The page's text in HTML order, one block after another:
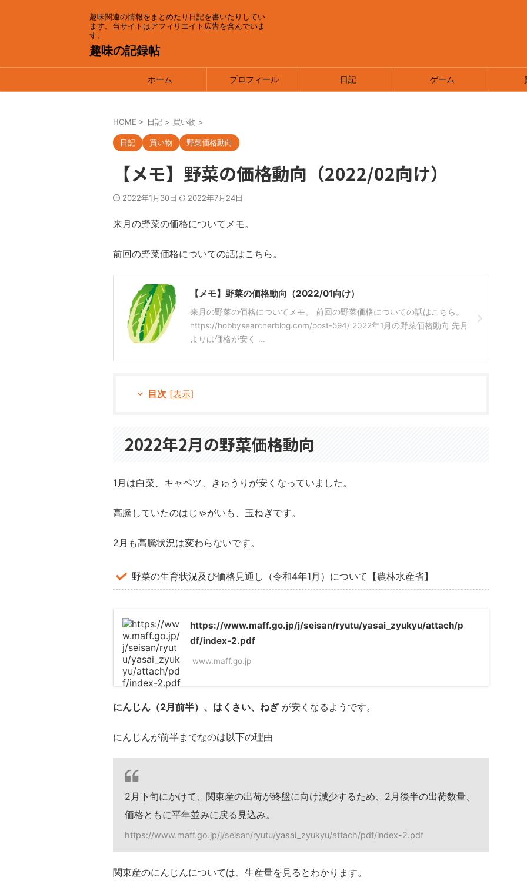
趣味関連の情報をまとめたり日記を書いたりしてい
ます。当サイトはアフィリエイト広告を含んでいま
す。
趣味の記録帖
ホーム プロフィール 日記 ゲーム
HOME > 日記 > 買い物 >
日記 買い物 野菜価格動向
【メモ】野菜の価格動向（2022/02向け）
2022年1月30日 2022年7月24日
来月の野菜の価格についてメモ。
前回の野菜価格についての話はこちら。
【メモ】野菜の価格動向（2022/01向け）
来月の野菜の価格についてメモ。 前回の野菜価格についての話はこちら。
https://hobbysearcherblog.com/post-594/ 2022年1月の野菜価格動向 先月
よりは価格が安く ...
目次 [表示]
2022年2月の野菜価格動向
1月は白菜、キャベツ、きゅうりが安くなっていました。
高騰していたのはじゃがいも、玉ねぎです。
2月も高騰状況は変わらないです。
野菜の生育状況及び価格見通し（令和4年1月）について【農林水産省】
https://www.maff.go.jp/j/seisan/ryutu/yasai_zyukyu/attach/p
df/index-2.pdf
www.maff.go.jp
にんじん（2月前半）、はくさい、ねぎ が安くなるようです。
にんじんが前半までなのは以下の理由
2月下旬にかけて、関東産の出荷が終盤に向け減少するため、2月後半の出荷数量、
価格ともに平年並みに戻る見込み。
https://www.maff.go.jp/j/seisan/ryutu/yasai_zyukyu/attach/pdf/index-2.pdf
関東産のにんじんについては、生産量を見るとわかります。